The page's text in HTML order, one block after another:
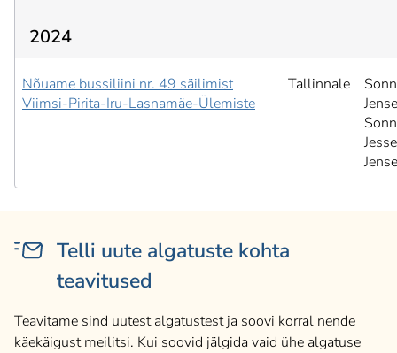
2024
Nõuame bussiliini nr. 49 säilimist
Viimsi-Pirita-Iru-Lasnamäe-Ülemiste
Tallinnale
Telli uute algatuste kohta
teavitused
Teavitame sind uutest algatustest ja soovi korral nende
käekäigust meilitsi. Kui soovid jälgida vaid ühe algatuse